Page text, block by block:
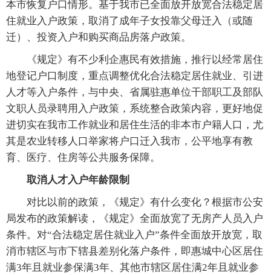
本市恢复户口情形。基于我市已全面放开放宽合法稳定居
住就业入户政策，取消了成年子女投靠父母迁入（或随
迁）、投资入户和购买商品房落户政策。
《规定》有不少利企惠民有效措施，推行以经常居住
地登记户口制度，重点调整优化合法稳定居住就业、引进
人才等入户条件，与中央、省属驻惠单位干部职工及部队
文职人员录聘用入户政策，系统整合政策内容，更好地促
进切实在我市工作就业和居住生活的非本市户籍人口，尤
其是农业转移人口举家将户口迁入我市，公平地享有教
育、医疗、住房等公共服务保障。
取消人才入户年龄限制
对比以前的政策，《规定》有什么变化？根据市公安
局发布的政策解读，《规定》全面放宽了无房产人员入户
条件。对“合法稳定居住就业入户”条件全面放开放宽，取
消市辖区与市下辖县差别化落户条件，即惠城中心区居住
满3年且就业参保满3年、其他市辖区居住满2年且就业参